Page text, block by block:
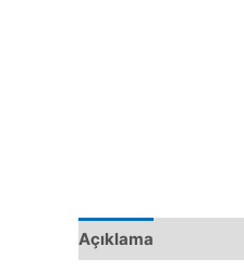
Açıklama